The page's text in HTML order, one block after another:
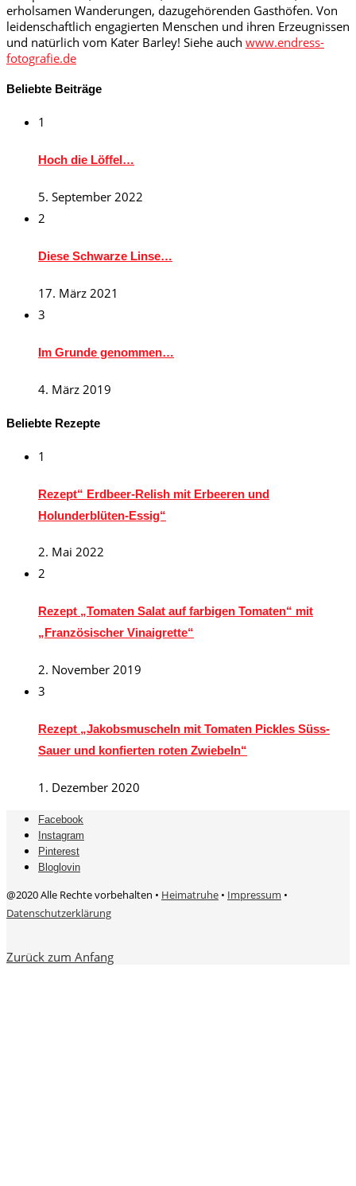
erholsamen Wanderungen, dazugehörenden Gasthöfen. Von
leidenschaftlich engagierten Menschen und ihren Erzeugnissen
und natürlich vom Kater Barley! Siehe auch www.endress-
fotografie.de
Beliebte Beiträge
1
Hoch die Löffel…
5. September 2022
2
Diese Schwarze Linse…
17. März 2021
3
Im Grunde genommen…
4. März 2019
Beliebte Rezepte
1
Rezept“ Erdbeer-Relish mit Erbeeren und
Holunderblüten-Essig“
2. Mai 2022
2
Rezept „Tomaten Salat auf farbigen Tomaten“ mit
„Französischer Vinaigrette“
2. November 2019
3
Rezept „Jakobsmuscheln mit Tomaten Pickles Süss-
Sauer und konfierten roten Zwiebeln“
1. Dezember 2020
Facebook
Instagram
Pinterest
Bloglovin
@2020 Alle Rechte vorbehalten • Heimatruhe • Impressum •
Datenschutzerklärung
Zurück zum Anfang